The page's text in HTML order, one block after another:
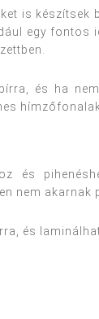
is készítsek
egy fontos
és ha
és
nem akarnak
és